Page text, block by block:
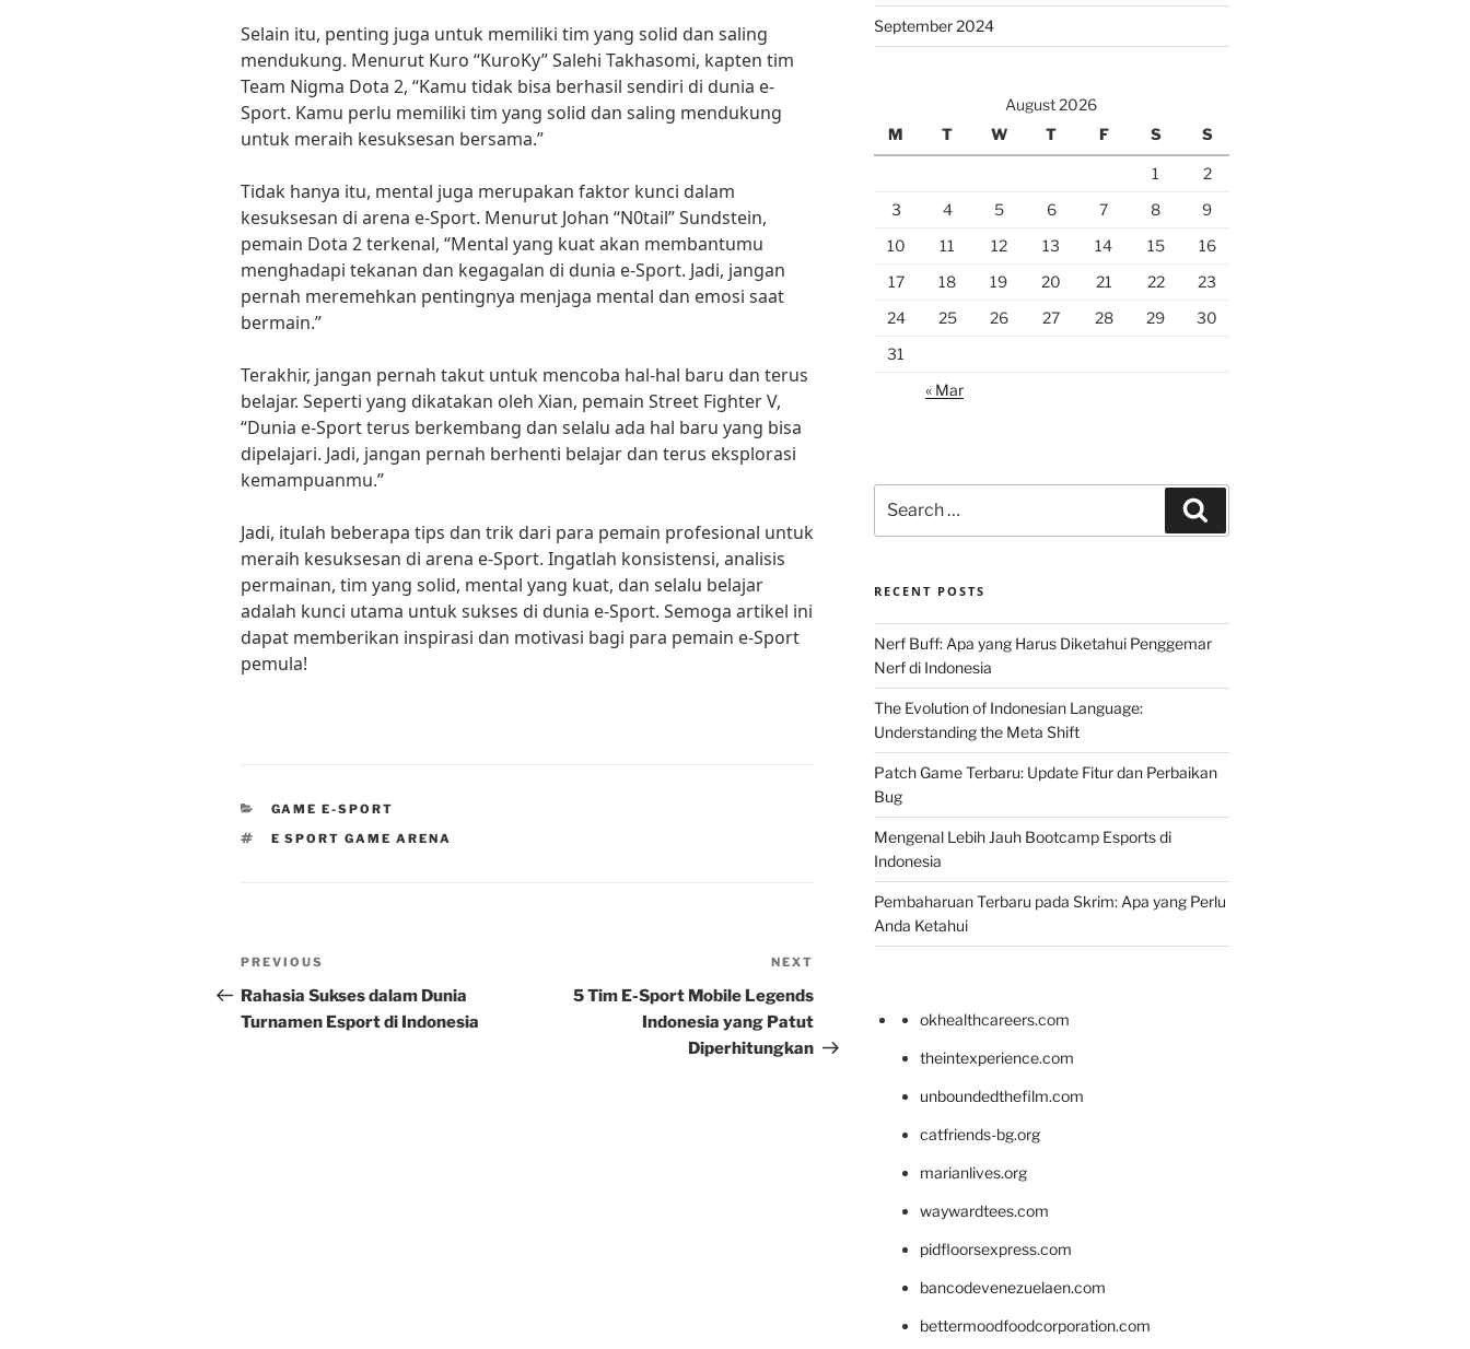
Selain itu, penting juga untuk memiliki tim yang solid dan saling
mendukung. Menurut Kuro “KuroKy” Salehi Takhasomi, kapten tim
Team Nigma Dota 2, “Kamu tidak bisa berhasil sendiri di dunia e-
Sport. Kamu perlu memiliki tim yang solid dan saling mendukung
untuk meraih kesuksesan bersama.”
Tidak hanya itu, mental juga merupakan faktor kunci dalam
kesuksesan di arena e-Sport. Menurut Johan “N0tail” Sundstein,
pemain Dota 2 terkenal, “Mental yang kuat akan membantumu
menghadapi tekanan dan kegagalan di dunia e-Sport. Jadi, jangan
pernah meremehkan pentingnya menjaga mental dan emosi saat
bermain.”
Terakhir, jangan pernah takut untuk mencoba hal-hal baru dan terus
belajar. Seperti yang dikatakan oleh Xian, pemain Street Fighter V,
“Dunia e-Sport terus berkembang dan selalu ada hal baru yang bisa
dipelajari. Jadi, jangan pernah berhenti belajar dan terus eksplorasi
kemampuanmu.”
Jadi, itulah beberapa tips dan trik dari para pemain profesional untuk
meraih kesuksesan di arena e-Sport. Ingatlah konsistensi, analisis
permainan, tim yang solid, mental yang kuat, dan selalu belajar
adalah kunci utama untuk sukses di dunia e-Sport. Semoga artikel ini
dapat memberikan inspirasi dan motivasi bagi para pemain e-Sport
pemula!
CATEGORIES
GAME E-SPORT
TAGS
E SPORT GAME ARENA
Post
navigation
Previous
Post
PREVIOUS
Rahasia Sukses dalam Dunia
Turnamen Esport di Indonesia
Post
NEXT
5 Tim E-Sport Mobile Legends
Indonesia yang Patut
Diperhitungkan
September 2024
August 2026
M
T W T F S S
1
2
3
4 5 6 7 8
9
10
11 12 13 14 15
16
17
18 19 20 21 22
23
24
25 26 27 28 29
30
31
« Mar
for:
RECENT POSTS
Nerf Buff: Apa yang Harus Diketahui Penggemar
Nerf di Indonesia
The Evolution of Indonesian Language:
Understanding the Meta Shift
Patch Game Terbaru: Update Fitur dan Perbaikan
Bug
Mengenal Lebih Jauh Bootcamp Esports di
Indonesia
Pembaharuan Terbaru pada Skrim: Apa yang Perlu
Anda Ketahui
okhealthcareers.com
theintexperience.com
unboundedthefilm.com
catfriends-bg.org
marianlives.org
waywardtees.com
pidfloorsexpress.com
bancodevenezuelaen.com
bettermoodfoodcorporation.com